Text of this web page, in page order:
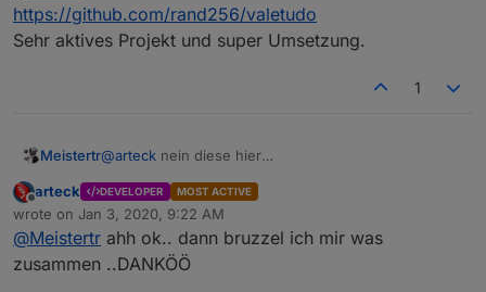
https://github.com/rand256/valetudo
Sehr aktives Projekt und super Umsetzung.
1
Meistertr@arteck nein diese hier
Sehr aktives Projekt und super Umsetzung.
Offline
arteck DEVELOPER MOST ACTIVE
wrote on Jan 3, 2020, 9:22 AM
last edited by
@Meistertr ahh ok.. dann bruzzel ich mir was
zusammen ..DANKÖÖ